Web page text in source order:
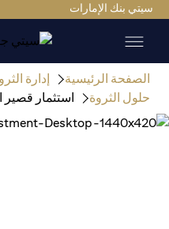
سيتي بنك الإمارات
الصفحة الرئيسية إدارة
حلول الثروة
استثمار قصير